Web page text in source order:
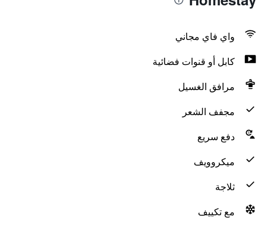
واي فاي مجاني
كابل أو قنوات فضائية
مرافق الغسيل
مجفف الشعر
دفع سريع
ميكروويف
ثلاجة
مع تكييف